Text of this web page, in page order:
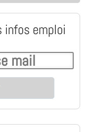
infos emploi